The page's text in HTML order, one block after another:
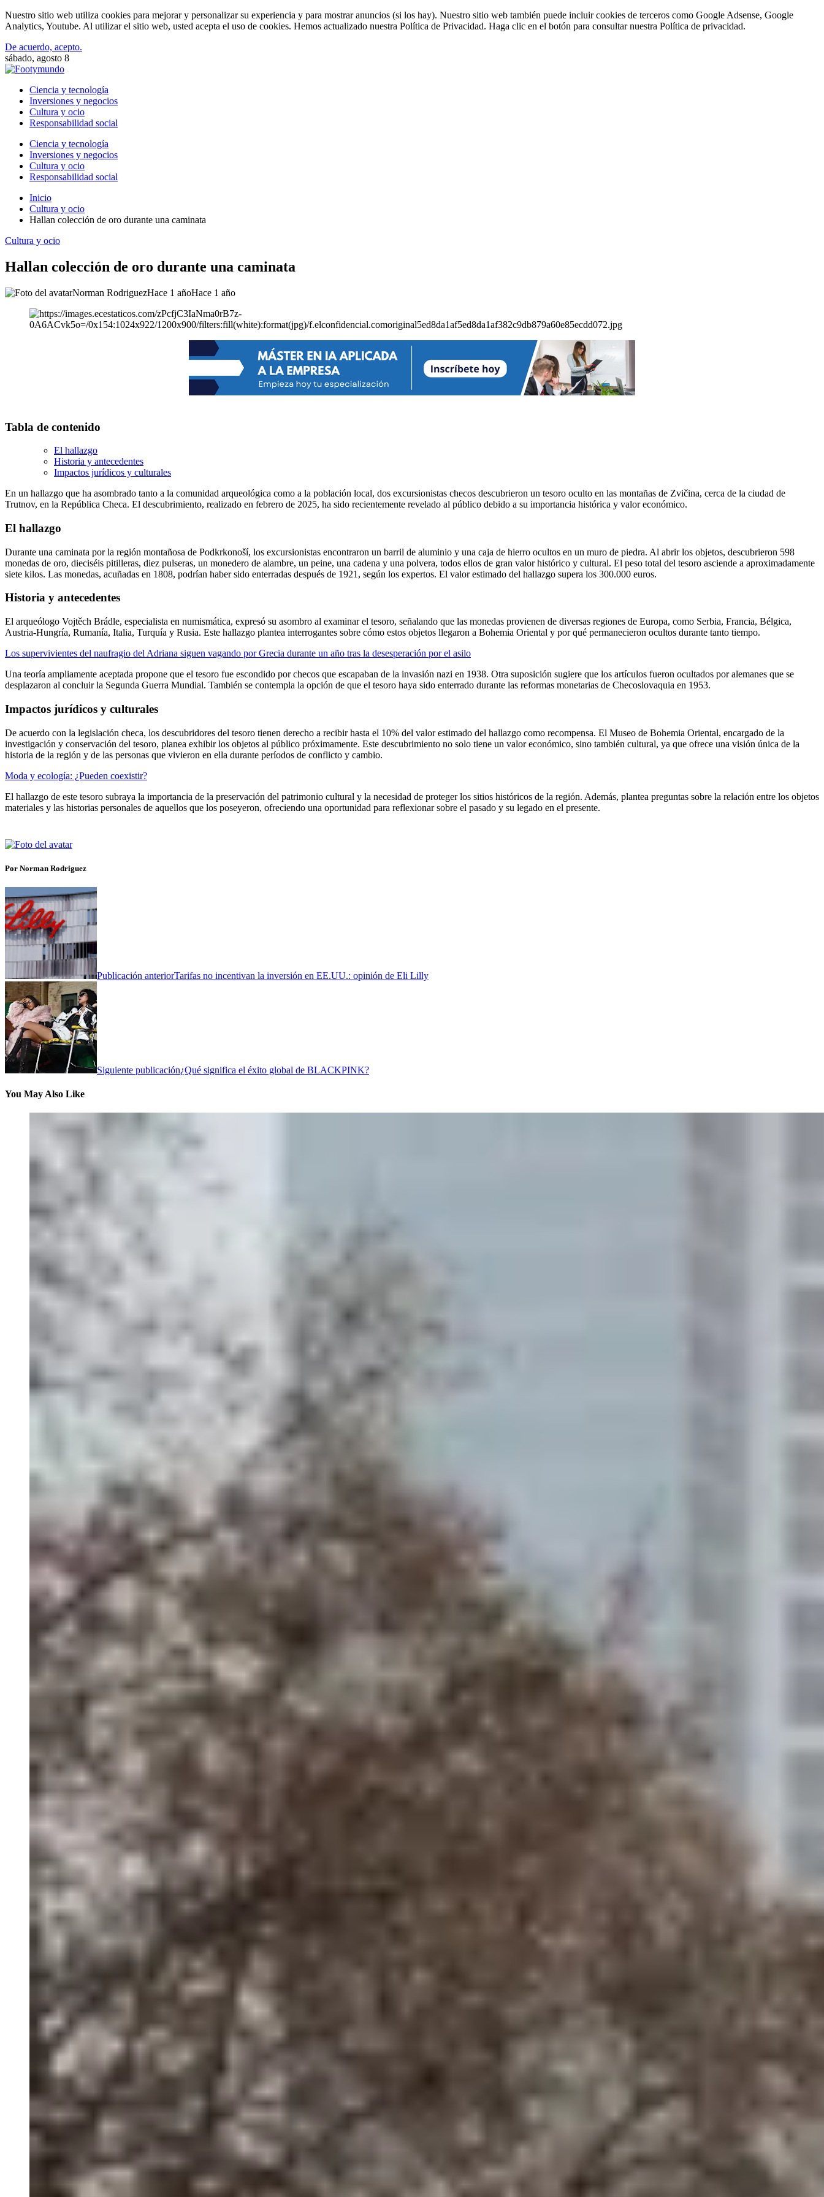
Nuestro sitio web utiliza cookies para mejorar y personalizar su experiencia y para mostrar anuncios (si los hay). Nuestro sitio web también puede incluir cookies de terceros como Google Adsense, Google
Analytics, Youtube. Al utilizar el sitio web, usted acepta el uso de cookies. Hemos actualizado nuestra Política de Privacidad. Haga clic en el botón para consultar nuestra Política de privacidad.
De acuerdo, acepto.
sábado, agosto 8
Ciencia y tecnología
Inversiones y negocios
Cultura y ocio
Responsabilidad social
Ciencia y tecnología
Inversiones y negocios
Cultura y ocio
Responsabilidad social
Inicio
Cultura y ocio
Hallan colección de oro durante una caminata
Cultura y ocio
Hallan colección de oro durante una caminata
Norman RodriguezHace 1 añoHace 1 año
Tabla de contenido
El hallazgo
Historia y antecedentes
Impactos jurídicos y culturales
En un hallazgo que ha asombrado tanto a la comunidad arqueológica como a la población local, dos excursionistas checos descubrieron un tesoro oculto en las montañas de Zvičina, cerca de la ciudad de
Trutnov, en la República Checa. El descubrimiento, realizado en febrero de 2025, ha sido recientemente revelado al público debido a su importancia histórica y valor económico.
El hallazgo
Durante una caminata por la región montañosa de Podkrkonoší, los excursionistas encontraron un barril de aluminio y una caja de hierro ocultos en un muro de piedra. Al abrir los objetos, descubrieron 598
monedas de oro, dieciséis pitilleras, diez pulseras, un monedero de alambre, un peine, una cadena y una polvera, todos ellos de gran valor histórico y cultural. El peso total del tesoro asciende a aproximadamente
siete kilos. Las monedas, acuñadas en 1808, podrían haber sido enterradas después de 1921, según los expertos. El valor estimado del hallazgo supera los 300.000 euros.
Historia y antecedentes
El arqueólogo Vojtěch Brádle, especialista en numismática, expresó su asombro al examinar el tesoro, señalando que las monedas provienen de diversas regiones de Europa, como Serbia, Francia, Bélgica,
Austria-Hungría, Rumanía, Italia, Turquía y Rusia. Este hallazgo plantea interrogantes sobre cómo estos objetos llegaron a Bohemia Oriental y por qué permanecieron ocultos durante tanto tiempo.
Los supervivientes del naufragio del Adriana siguen vagando por Grecia durante un año tras la desesperación por el asilo
Una teoría ampliamente aceptada propone que el tesoro fue escondido por checos que escapaban de la invasión nazi en 1938. Otra suposición sugiere que los artículos fueron ocultados por alemanes que se
desplazaron al concluir la Segunda Guerra Mundial. También se contempla la opción de que el tesoro haya sido enterrado durante las reformas monetarias de Checoslovaquia en 1953.
Impactos jurídicos y culturales
De acuerdo con la legislación checa, los descubridores del tesoro tienen derecho a recibir hasta el 10% del valor estimado del hallazgo como recompensa. El Museo de Bohemia Oriental, encargado de la
investigación y conservación del tesoro, planea exhibir los objetos al público próximamente. Este descubrimiento no solo tiene un valor económico, sino también cultural, ya que ofrece una visión única de la
historia de la región y de las personas que vivieron en ella durante períodos de conflicto y cambio.
Moda y ecología: ¿Pueden coexistir?
El hallazgo de este tesoro subraya la importancia de la preservación del patrimonio cultural y la necesidad de proteger los sitios históricos de la región. Además, plantea preguntas sobre la relación entre los objetos
materiales y las historias personales de aquellos que los poseyeron, ofreciendo una oportunidad para reflexionar sobre el pasado y su legado en el presente.
Por Norman Rodriguez
Publicación anteriorTarifas no incentivan la inversión en EE.UU.: opinión de Eli Lilly
Siguiente publicación¿Qué significa el éxito global de BLACKPINK?
You May Also Like